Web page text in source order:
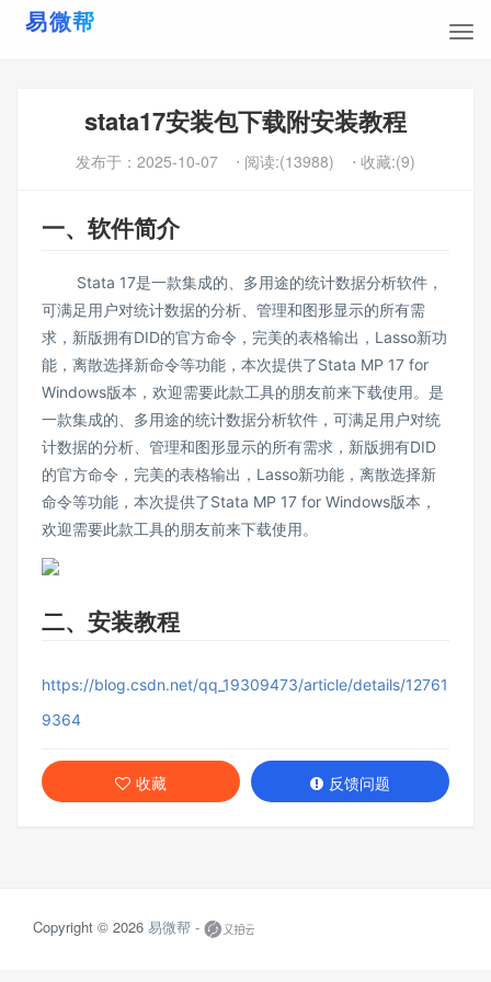
stata17安装包下载附安装教程
发布于： 2025-10-07 ⋅ 阅读:(13988) ⋅ 收藏:(9)
一、软件简介
Stata 17是一款集成的、多用途的统计数据分析软件，
可满足用户对统计数据的分析、管理和图形显示的所有需
求，新版拥有DID的官方命令，完美的表格输出，Lasso新功
能，离散选择新命令等功能，本次提供了Stata MP 17 for
Windows版本，欢迎需要此款工具的朋友前来下载使用。是
一款集成的、多用途的统计数据分析软件，可满足用户对统
计数据的分析、管理和图形显示的所有需求，新版拥有DID
的官方命令，完美的表格输出，Lasso新功能，离散选择新
命令等功能，本次提供了Stata MP 17 for Windows版本，
欢迎需要此款工具的朋友前来下载使用。
二、安装教程
https://blog.csdn.net/qq_19309473/article/details/12761
9364
收藏 反馈问题
Copyright © 2026 易微帮 -